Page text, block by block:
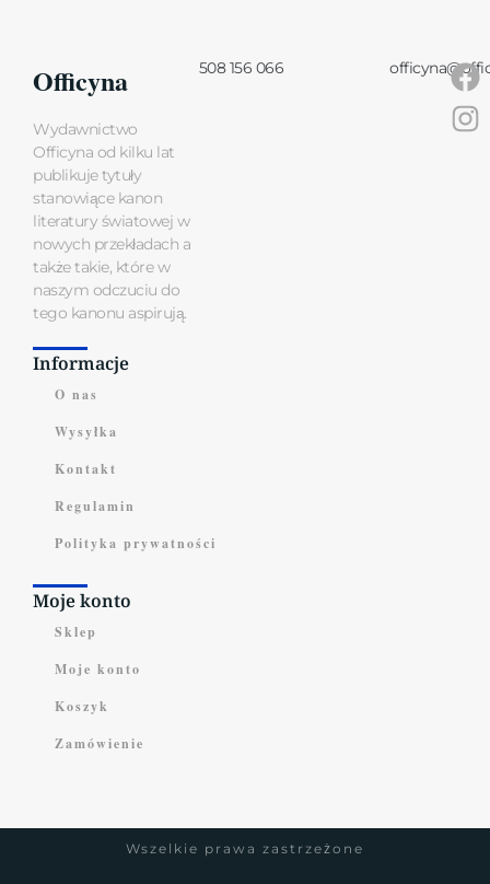
Officyna
Wydawnictwo
Officyna od kilku lat
publikuje tytuły
stanowiące kanon
literatury światowej w
nowych przekładach a
także takie, które w
naszym odczuciu do
tego kanonu aspirują.
508 156 066
Informacje
O nas
Wysyłka
Kontakt
Regulamin
Polityka prywatności
Moje konto
Sklep
Moje konto
Koszyk
Zamówienie
Wszelkie prawa zastrzeżone